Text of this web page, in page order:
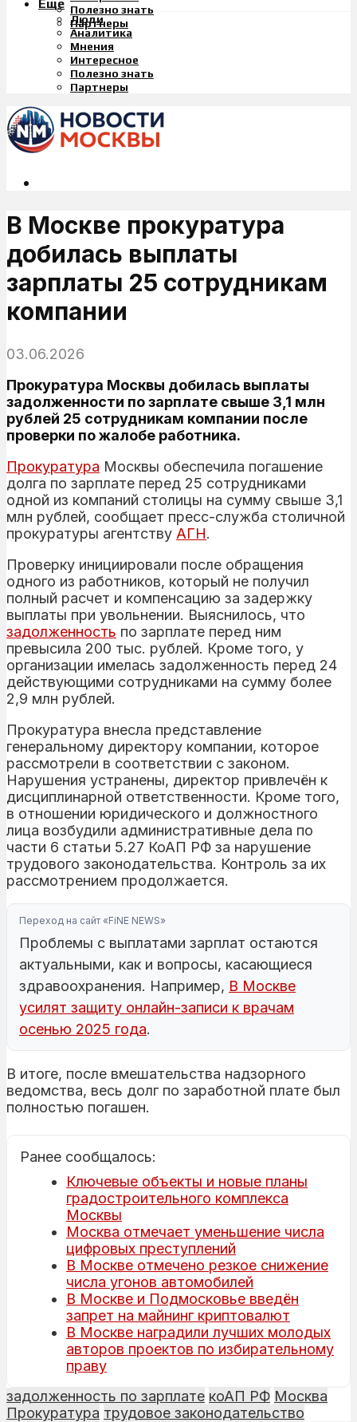
Полезно знать
Партнеры
Еще
Люди
Аналитика
Мнения
Интересное
Полезно знать
Партнеры
В Москве прокуратура
добилась выплаты
зарплаты 25 сотрудникам
компании
03.06.2026
Прокуратура Москвы добилась выплаты
задолженности по зарплате свыше 3,1 млн
рублей 25 сотрудникам компании после
проверки по жалобе работника.
Прокуратура Москвы обеспечила погашение
долга по зарплате перед 25 сотрудниками
одной из компаний столицы на сумму свыше 3,1
млн рублей, сообщает пресс-служба столичной
прокуратуры агентству АГН.
Проверку инициировали после обращения
одного из работников, который не получил
полный расчет и компенсацию за задержку
выплаты при увольнении. Выяснилось, что
задолженность по зарплате перед ним
превысила 200 тыс. рублей. Кроме того, у
организации имелась задолженность перед 24
действующими сотрудниками на сумму более
2,9 млн рублей.
Прокуратура внесла представление
генеральному директору компании, которое
рассмотрели в соответствии с законом.
Нарушения устранены, директор привлечён к
дисциплинарной ответственности. Кроме того,
в отношении юридического и должностного
лица возбудили административные дела по
части 6 статьи 5.27 КоАП РФ за нарушение
трудового законодательства. Контроль за их
рассмотрением продолжается.
Переход на сайт «FiNE NEWS»
Проблемы с выплатами зарплат остаются
актуальными, как и вопросы, касающиеся
здравоохранения. Например, В Москве
усилят защиту онлайн-записи к врачам
осенью 2025 года.
В итоге, после вмешательства надзорного
ведомства, весь долг по заработной плате был
полностью погашен.
Ранее сообщалось:
Ключевые объекты и новые планы
градостроительного комплекса
Москвы
Москва отмечает уменьшение числа
цифровых преступлений
В Москве отмечено резкое снижение
числа угонов автомобилей
В Москве и Подмосковье введён
запрет на майнинг криптовалют
В Москве наградили лучших молодых
авторов проектов по избирательному
праву
задолженность по зарплате коАП РФ Москва
Прокуратура трудовое законодательство